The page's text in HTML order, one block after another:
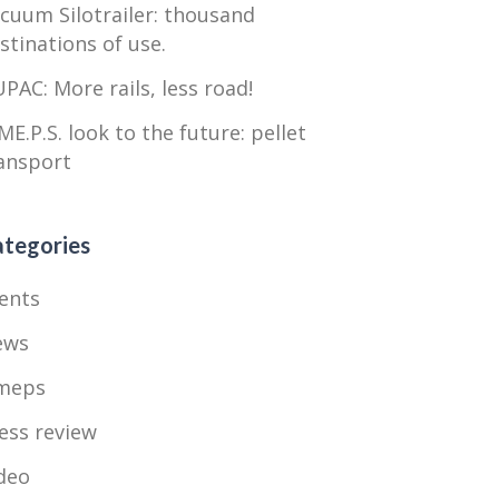
Silotrailer: thousand
of use.
More rails, less road!
look to the future: pellet
review